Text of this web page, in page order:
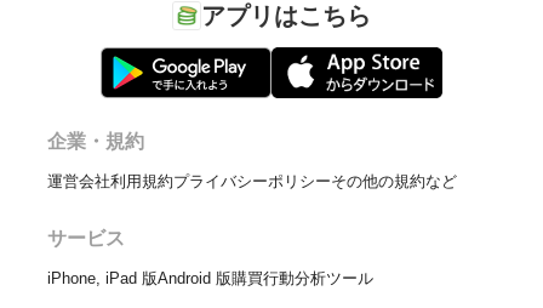
アプリはこちら
企業・規約
運営会社利用規約プライバシーポリシーその他の規約など
サービス
iPhone, iPad 版Android 版購買行動分析ツール